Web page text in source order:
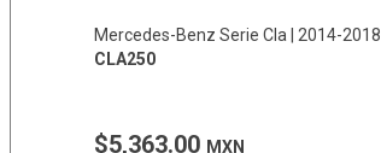
Mercedes-Benz Serie Cla
2014-2018
CLA250
$5,363.00 MXN